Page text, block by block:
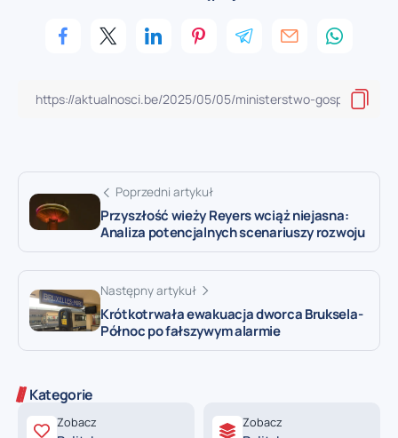
Poprzedni artykuł
Przyszłość wieży Reyers wciąż niejasna:
Analiza potencjalnych scenariuszy rozwoju
Następny artykuł
Krótkotrwała ewakuacja dworca Bruksela-
Północ po fałszywym alarmie
Kategorie
Zobacz Zobacz